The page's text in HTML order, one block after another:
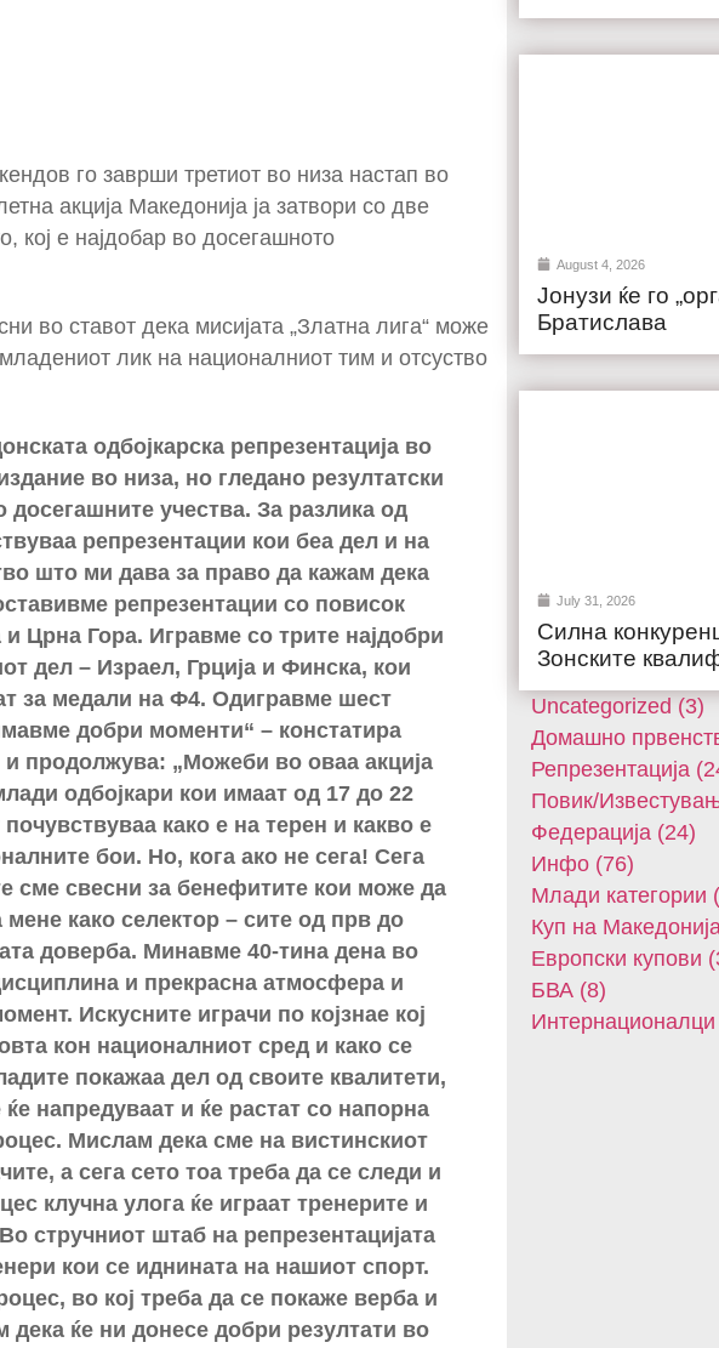
го заврши третиот во низа настап во
акција Македонија ја затвори со две
кој е најдобар во досегашното
во ставот дека мисијата „Златна лига“ може
лик на националниот тим и отсуство
одбојкарска репрезентација во
во низа, но гледано резултатски
учества. За разлика од
репрезентации кои беа дел и на
што ми дава за право да кажам дека
репрезентации со повисок
и Црна Гора. Игравме со трите најдобри
дел – Израел, Грција и Финска, кои
за медали на Ф4. Одигравме шест
добри моменти“ – констатира
продолжува: „Можеби во оваа акција
одбојкари кои имаат од 17 до 22
како е на терен и какво е
бои. Но, кога ако не сега! Сега
сме свесни за бенефитите кои може да
мене како селектор – сите од прв до
доверба. Минавме 40-тина дена во
и прекрасна атмосфера и
Искусните играчи по којзнае кој
кон националниот сред и како се
покажаа дел од своите квалитети,
напредуваат и ќе растат со напорна
Мислам дека сме на вистинскиот
а сега сето тоа треба да се следи и
клучна улога ќе играат тренерите и
стручниот штаб на репрезентацијата
кои се иднината на нашиот спорт.
во кој треба да се покаже верба и
дека ќе ни донесе добри резултати во
August 4, 2026
Јонузи ќе го
Братислава
July 31, 2026
Силна
Зонските
Uncategorized (3)
Домашнo
Репрезентација
Повик/
Федерација (24)
Инфо (76)
Млади категории
Куп на
Европски купови
БВА (8)
Интернационалци